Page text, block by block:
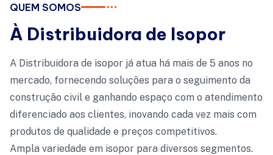
QUEM SOMOS
À Distribuidora de Isopor
A Distribuidora de isopor já atua há mais de 5 anos no
mercado, fornecendo soluções para o seguimento da
construção civil e ganhando espaço com o atendimento
diferenciado aos clientes, inovando cada vez mais com
produtos de qualidade e preços competitivos.
Ampla variedade em isopor para diversos segmentos.